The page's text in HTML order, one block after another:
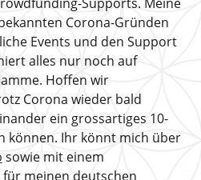
Corona-Gründen
Events und den Support
alles nur noch auf
Hoffen wir
Corona wieder bald
ein grossartiges 10-
können. Ihr könnt mich über
sowie mit einem
für meinen deutschen